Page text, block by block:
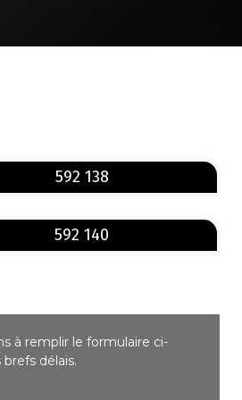
592 138
592 140
à remplir le formulaire ci-
délais.